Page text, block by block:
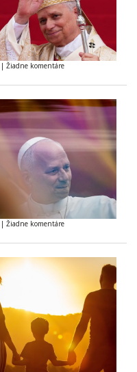
| Žiadne komentáre
| Žiadne komentáre